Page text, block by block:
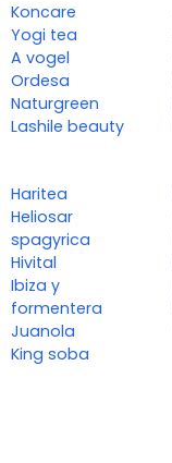
Koncare
Yogi tea
A vogel
Ordesa
Naturgreen
Lashile beauty
Haritea
Heliosar
spagyrica
Hivital
Ibiza y
formentera
Juanola
King soba